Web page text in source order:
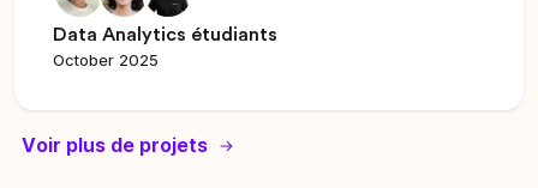
Data Analytics étudiants
October 2025
Voir plus de projets